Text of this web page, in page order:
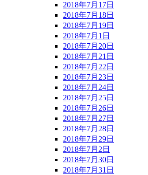
2018年7月17日
2018年7月18日
2018年7月19日
2018年7月1日
2018年7月20日
2018年7月21日
2018年7月22日
2018年7月23日
2018年7月24日
2018年7月25日
2018年7月26日
2018年7月27日
2018年7月28日
2018年7月29日
2018年7月2日
2018年7月30日
2018年7月31日